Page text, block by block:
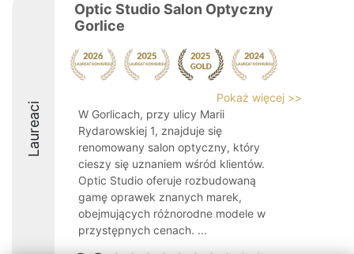
Laureaci
Optic Studio Salon Optyczny
Gorlice
Pokaż więcej >>
W Gorlicach, przy ulicy Marii
Rydarowskiej 1, znajduje się
renomowany salon optyczny, który
cieszy się uznaniem wśród klientów.
Optic Studio oferuje rozbudowaną
gamę oprawek znanych marek,
obejmujących różnorodne modele w
przystępnych cenach. ...